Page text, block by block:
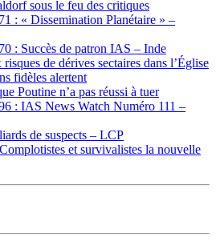
sous le feu des critiques
: « Dissemination Planétaire » –
: Succès de patron IAS – Inde
de dérives sectaires dans l’Église
fidèles alertent
Poutine n’a pas réussi à tuer
: IAS News Watch Numéro 111 –
de suspects – LCP
et survivalistes la nouvelle